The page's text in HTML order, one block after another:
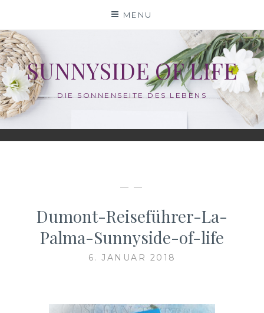
content
MENU
SUNNYSIDE OF LIFE
DIE SONNENSEITE DES LEBENS
— —
Dumont-Reiseführer-La-
Palma-Sunnyside-of-life
6. JANUAR 2018